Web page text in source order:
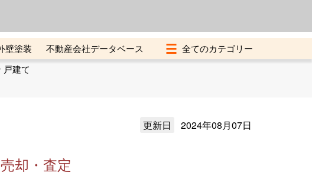
壁塗装
不動産会社データベース
スク
戸建て
更新日 2024年08月07日
却・査定